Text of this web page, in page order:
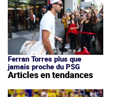
Ferran Torres plus que
jamais proche du PSG
Articles en tendances